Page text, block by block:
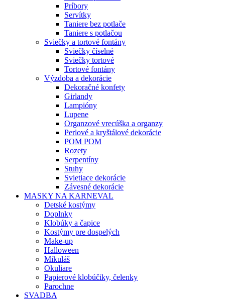
Príbory
Servítky
Taniere bez potlače
Taniere s potlačou
Sviečky a tortové fontány
Sviečky číselné
Sviečky tortové
Tortové fontány
Výzdoba a dekorácie
Dekoračné konfety
Girlandy
Lampióny
Lupene
Organzové vrecúška a organzy
Perlové a kryštálové dekorácie
POM POM
Rozety
Serpentíny
Stuhy
Svietiace dekorácie
Závesné dekorácie
MASKY NA KARNEVAL
Detské kostýmy
Doplnky
Klobúky a čapice
Kostýmy pre dospelých
Make-up
Halloween
Mikuláš
Okuliare
Papierové klobúčiky, čelenky
Parochne
SVADBA